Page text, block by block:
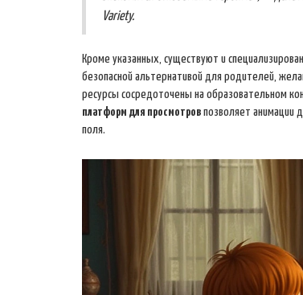
Variety.
Кроме указанных, существуют и
безопасной альтернативой для родителей,
ресурсы сосредоточены на образовательном
платформ для просмотров позволяет анимации
поля.